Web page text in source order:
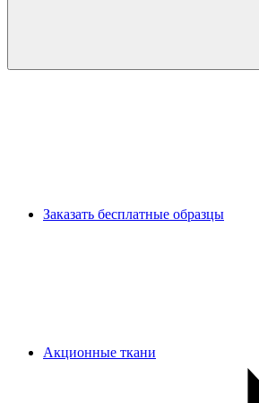
Заказать бесплатные образцы
Акционные ткани